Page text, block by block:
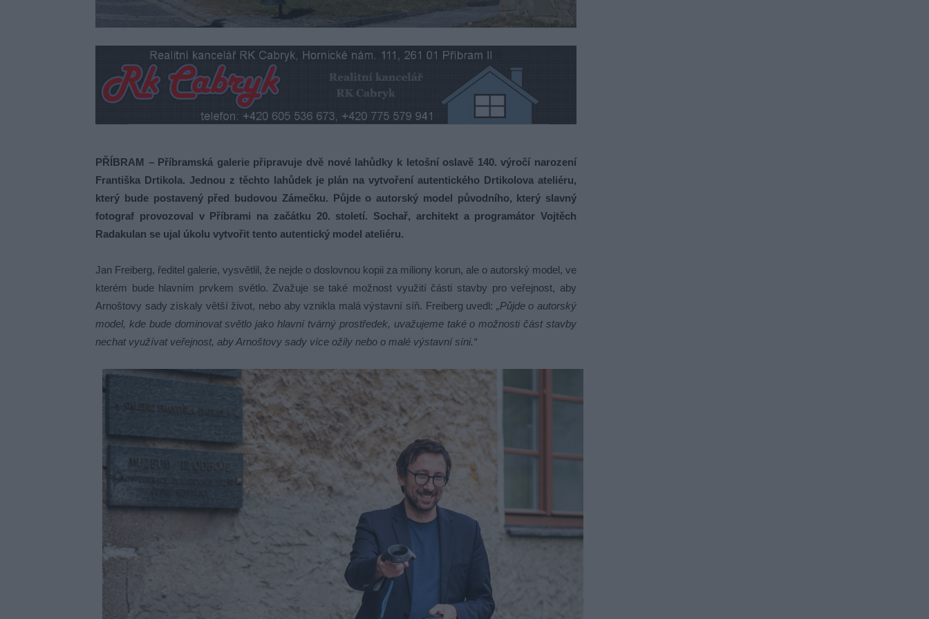
PŘÍBRAM – Příbramská galerie připravuje dvě nové lahůdky k letošní oslavě 140. výročí narození
Františka Drtikola. Jednou z těchto lahůdek je plán na vytvoření autentického Drtikolova ateliéru,
který bude postavený před budovou Zámečku. Půjde o autorský model původního, který slavný
fotograf provozoval v Příbrami na začátku 20. století. Sochař, architekt a programátor Vojtěch
Radakulan se ujal úkolu vytvořit tento autentický model ateliéru.
Jan Freiberg, ředitel galerie, vysvětlil, že nejde o doslovnou kopii za miliony korun, ale o autorský model, ve
kterém bude hlavním prvkem světlo. Zvažuje se také možnost využití části stavby pro veřejnost, aby
Arnoštovy sady získaly větší život, nebo aby vznikla malá výstavní síň. Freiberg uvedl: „Půjde o autorský
model, kde bude dominovat světlo jako hlavní tvárný prostředek, uvažujeme také o možnosti část stavby
nechat využívat veřejnost, aby Arnoštovy sady více ožily nebo o malé výstavní síni.“